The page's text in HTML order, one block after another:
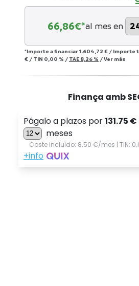
66,86€*al mes en
*Importe a financiar1.604,72 € / Importe
€ / TIN 0,00 % / TAE 8,26 % /Ver más
Finança amb